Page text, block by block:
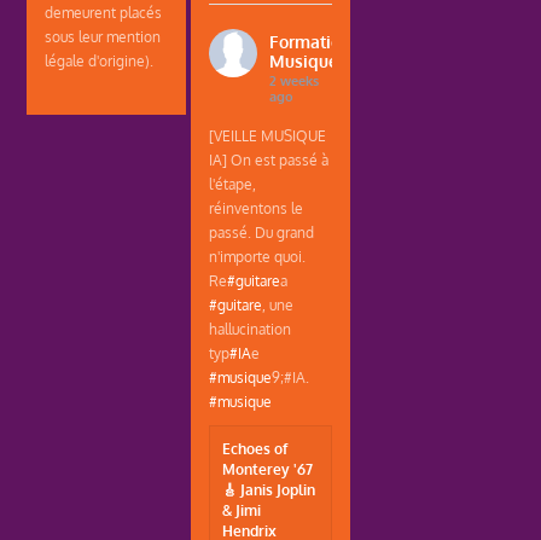
demeurent placés
sous leur mention
légale d'origine).
Formations
Musique
2 weeks
ago
[VEILLE MUSIQUE
IA] On est passé à
l'étape,
réinventons le
passé. Du grand
n'importe quoi.
Re#guitarea
#guitare , une
hallucination
typ#IAe
#musique9;#IA.
#musique
Echoes of
Monterey '67
🎸 Janis Joplin
& Jimi
Hendrix